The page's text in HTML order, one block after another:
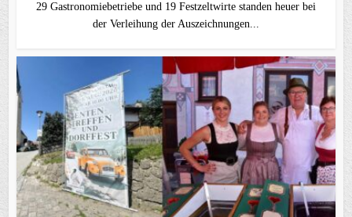
29 Gastronomiebetriebe und 19 Festzeltwirte standen heuer bei
der Verleihung der Auszeichnungen...